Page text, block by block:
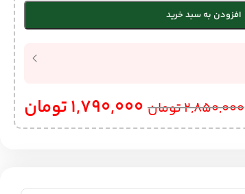
افزودن به سبد خرید
2,850,000تومان 1,790,000تومان